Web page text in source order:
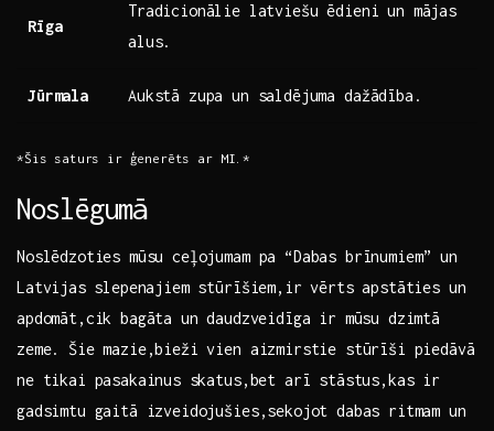
Rīga
Tradicionālie latviešu ēdieni un mājas
alus.
Jūrmala Aukstā zupa un saldējuma dažādība.
*Šis saturs ir ģenerēts ar​ MI.*
Noslēgumā
Noslēdzoties mūsu ceļojumam pa “Dabas brīnumiem” un
Latvijas ⁢slepenajiem stūrīšiem,ir vērts apstāties ⁢un
apdomāt,cik bagāta un⁣ daudzveidīga ir mūsu dzimtā
‌zeme. Šie mazie,bieži ‌vien aizmirstie stūrīši piedāvā
ne ‍tikai pasakainus ⁤skatus,bet arī stāstus,kas ir
gadsimtu gaitā izveidojušies,sekojot dabas ritmam‍ un